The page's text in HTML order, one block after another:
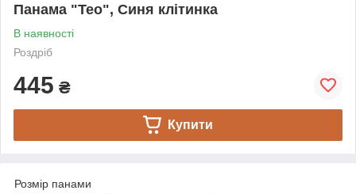
Панама "Teo", Синя клітинка
В наявності
Роздріб
445 ₴
Купити
Розмір панами